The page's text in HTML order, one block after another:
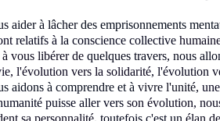
aider à lâcherdes emprisonnements
relatifs à la conscience collective
vous libérer de quelques travers, nous
, l'évolution vers la solidarité, l'évolution
aidons à comprendre et à vivre l'unité,
puisse aller vers son évolution,
sa personnalité, toutefois c'est un élan